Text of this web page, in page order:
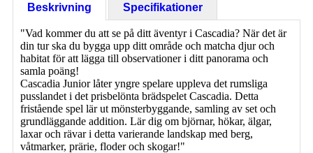
Beskrivning
Specifikationer
"Vad kommer du att se på ditt äventyr i Cascadia? När det är
din tur ska du bygga upp ditt område och matcha djur och
habitat för att lägga till observationer i ditt panorama och
samla poäng!
Cascadia Junior låter yngre spelare uppleva det rumsliga
pusslandet i det prisbelönta brädspelet Cascadia. Detta
fristående spel lär ut mönsterbyggande, samling av set och
grundläggande addition. Lär dig om björnar, hökar, älgar,
laxar och rävar i detta varierande landskap med berg,
våtmarker, prärie, floder och skogar!"